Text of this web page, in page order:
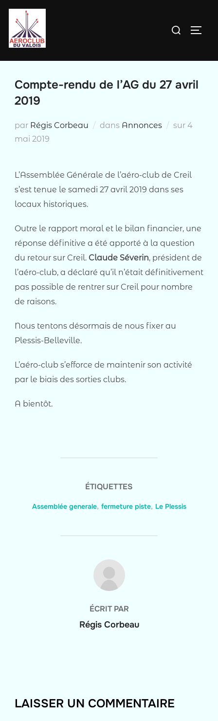
contenu
Rechercher :
Compte-rendu de l’AG du 27 avril
2019
par Régis Corbeau dans Annonces sur Publié
4
mai 2019
L’Assemblée Générale de l’aéro-club de Creil
s’est tenue le samedi 27 avril 2019 dans ses
locaux historiques.
Outre le rapport moral et le bilan financier, une
réponse définitive a été apporté à la question
du retour sur Creil. Claude Séverin, président de
l’aéro-club, a déclaré qu’il n’était définitivement
pas possible de rentrer sur Creil pour nombre
de raisons.
Nous tentons désormais de nous fixer au
Plessis-Belleville.
L’aéro-club s’efforce de maintenir son activité
par le biais des sorties clubs.
A bientôt.
ÉTIQUETTES
Assemblée generale, fermeture piste, Le Plessis
AUTEUR DE LA PUBLICATION
ÉCRIT PAR
Régis Corbeau
LAISSER UN COMMENTAIRE